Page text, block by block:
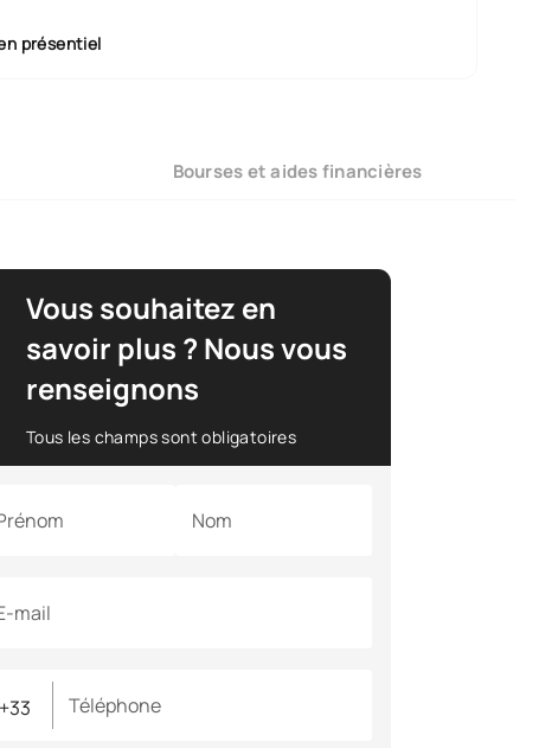
présentiel
Bourses et aides financières
Vous souhaitez en
savoir plus ? Nous vous
renseignons
Tous les champs sont obligatoires
Nom
mail
Téléphone